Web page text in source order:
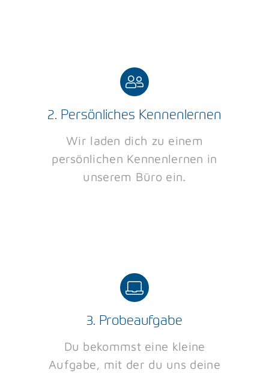
2. Persönliches Kennenlernen
Wir laden dich zu einem
persönlichen Kennenlernen in
unserem Büro ein.
3. Probeaufgabe
Du bekommst eine kleine
Aufgabe, mit der du uns deine